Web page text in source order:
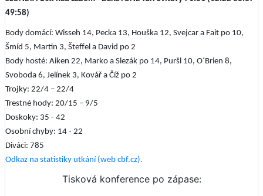
49:58)
Body domácí: Wisseh 14, Pecka 13, Houška 12, Svejcar a Fait po 10,
Šmíd 5, Martin 3, Šteffel a David po 2
Body hosté: Aiken 22, Marko a Slezák po 14, Puršl 10, O´Brien 8,
Svoboda 6, Jelínek 3, Kovář a Číž po 2
Trojky: 22/4 – 22/4
Trestné hody: 20/15 – 9/5
Doskoky: 35 - 42
Osobní chyby: 14 - 22
Diváci: 785
Odkaz na statistiky utkání (web cbf.cz).
Tisková konference po zápase: